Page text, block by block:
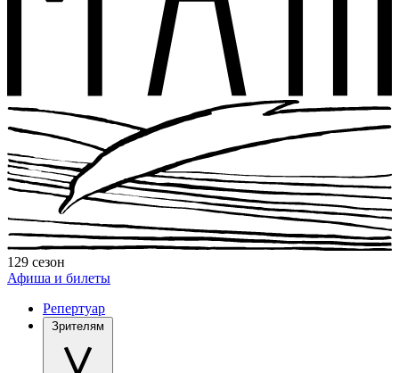
129 сезон
Афиша и билеты
Репертуар
Зрителям